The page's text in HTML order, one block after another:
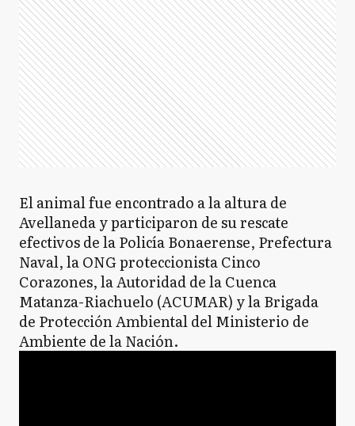
El animal fue encontrado a la altura de
Avellaneda y participaron de su rescate
efectivos de la Policía Bonaerense, Prefectura
Naval, la ONG proteccionista Cinco
Corazones, la Autoridad de la Cuenca
Matanza-Riachuelo (ACUMAR) y la Brigada
de Protección Ambiental del Ministerio de
Ambiente de la Nación.